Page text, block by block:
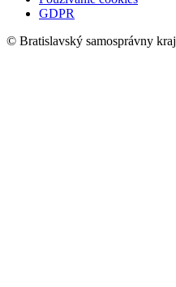
GDPR
© Bratislavský samosprávny kraj